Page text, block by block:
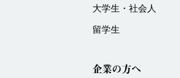
大学生・社会人
留学生
企業の方へ